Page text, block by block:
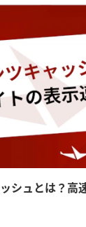
シュとは？高